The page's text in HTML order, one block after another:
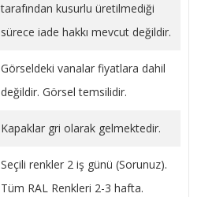
tarafından kusurlu üretilmediği
sürece iade hakkı mevcut değildir.
Görseldeki vanalar fiyatlara dahil
değildir. Görsel temsilidir.
Kapaklar gri olarak gelmektedir.
Seçili renkler 2 iş günü (Sorunuz).
Tüm RAL Renkleri 2-3 hafta.